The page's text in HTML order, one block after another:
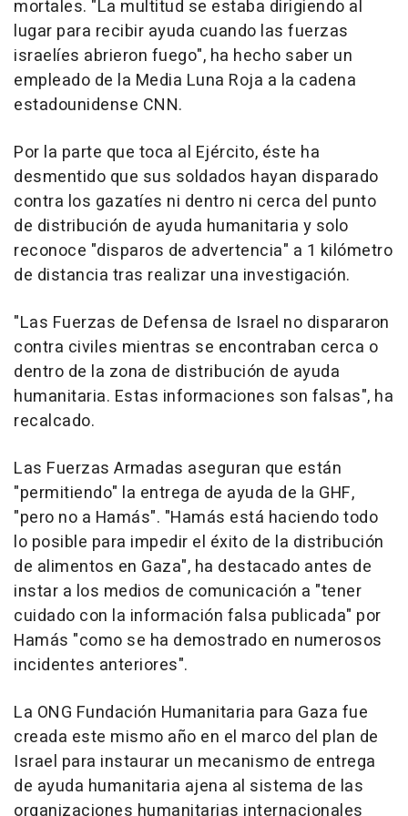
mortales. "La multitud se estaba dirigiendo al
lugar para recibir ayuda cuando las fuerzas
israelíes abrieron fuego", ha hecho saber un
empleado de la Media Luna Roja a la cadena
estadounidense CNN.
Por la parte que toca al Ejército, éste ha
desmentido que sus soldados hayan disparado
contra los gazatíes ni dentro ni cerca del punto
de distribución de ayuda humanitaria y solo
reconoce "disparos de advertencia" a 1 kilómetro
de distancia tras realizar una investigación.
"Las Fuerzas de Defensa de Israel no dispararon
contra civiles mientras se encontraban cerca o
dentro de la zona de distribución de ayuda
humanitaria. Estas informaciones son falsas", ha
recalcado.
Las Fuerzas Armadas aseguran que están
"permitiendo" la entrega de ayuda de la GHF,
"pero no a Hamás". "Hamás está haciendo todo
lo posible para impedir el éxito de la distribución
de alimentos en Gaza", ha destacado antes de
instar a los medios de comunicación a "tener
cuidado con la información falsa publicada" por
Hamás "como se ha demostrado en numerosos
incidentes anteriores".
La ONG Fundación Humanitaria para Gaza fue
creada este mismo año en el marco del plan de
Israel para instaurar un mecanismo de entrega
de ayuda humanitaria ajena al sistema de las
organizaciones humanitarias internacionales